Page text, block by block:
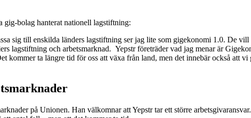
gig-bolag hanterat nationell lagstiftning:
sig till enskilda länders lagstiftning ser jag lite som gigekonomi 1.0. De
lagstiftning och arbetsmarknad. Yepstr företräder vad jag menar är
kommer ta längre tid för oss att växa från land, men det innebär också att
på Unionen. Han välkomnar att Yepstr tar ett större